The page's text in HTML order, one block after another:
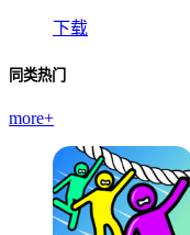
下载
同类热门
more+